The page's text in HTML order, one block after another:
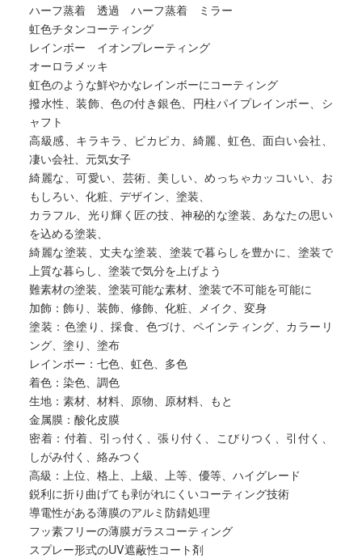
ハーフ蒸着 透過 ハーフ蒸着 ミラー
虹色チタンコーティング
レインボー イオンプレーティング
オーロラメッキ
虹色のような鮮やかなレインボーにコーティング
撥水性、装飾、色の付き銀色、円柱パイプレインボー、シ
ャフト
高級感、キラキラ、ピカピカ、綺麗、虹色、面白い会社、
凄い会社、元気女子
綺麗な、可愛い、芸術、美しい、めっちゃカッコいい、お
もしろい、化粧、デザイン、塗装、
カラフル、光り輝く匠の技、神秘的な塗装、あなたの思い
を込める塗装、
綺麗な塗装、丈夫な塗装、塗装で暮らしを豊かに、塗装で
上質な暮らし、塗装で気分を上げよう
難素材の塗装、塗装可能な素材、塗装で不可能を可能に
加飾：飾り、装飾、修飾、化粧、メイク、変身
塗装：色塗り、採食、色づけ、ペインティング、カラーリ
ング、塗り、塗布
レインボー：七色、虹色、多色
着色：染色、調色
生地：素材、材料、原物、原材料、もと
金属膜：酸化皮膜
密着：付着、引っ付く、張り付く、こびりつく、引付く、
しがみ付く、絡みつく
高級：上位、格上、上級、上等、優等、ハイグレード
鋭利に折り曲げても剥がれにくいコーティング技術
導電性がある薄膜のアルミ防錆処理
フッ素フリーの薄膜ガラスコーティング
スプレー形式のUV遮蔽性コート剤